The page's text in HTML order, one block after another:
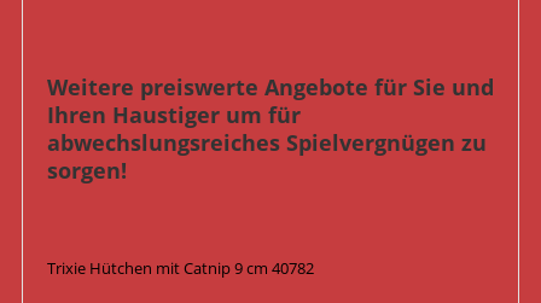
Weitere preiswerte Angebote für Sie und
Ihren Haustiger um für
abwechslungsreiches Spielvergnügen zu
sorgen!
Trixie Hütchen mit Catnip 9 cm 40782